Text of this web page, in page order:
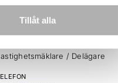
Tillåt alla
/ Delägare